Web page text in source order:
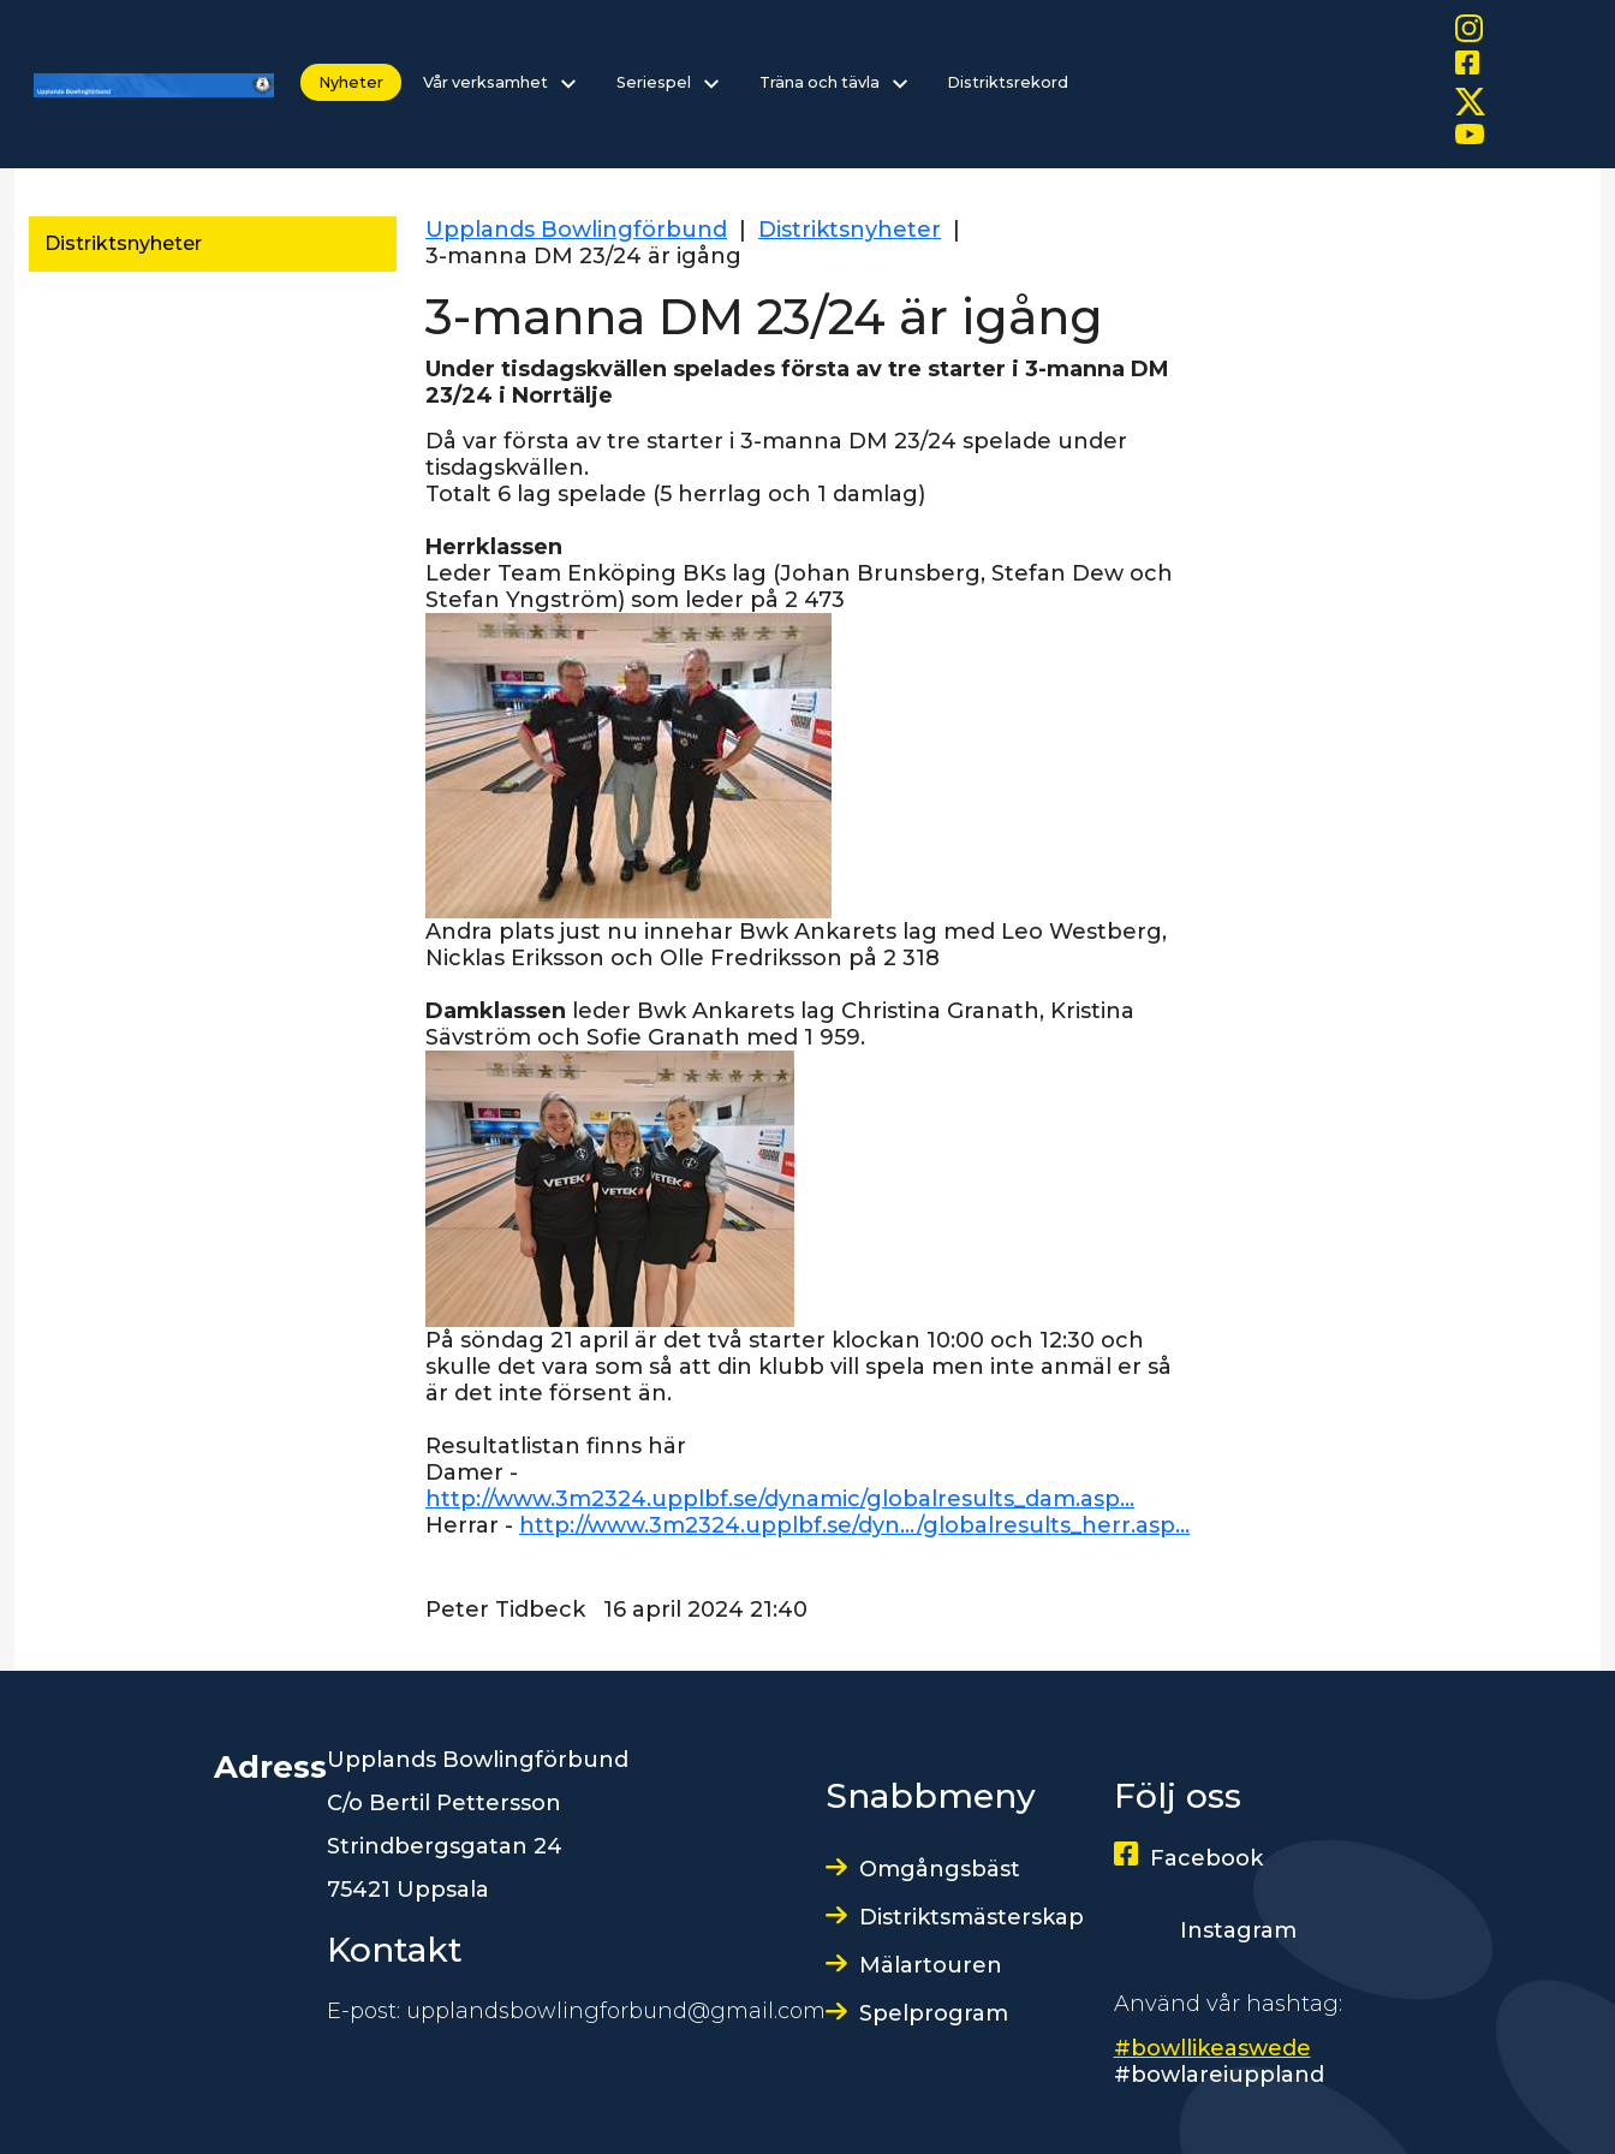
Nyheter Vår verksamhet Seriespel Träna och tävla Distriktsrekord
Distriktsnyheter
Upplands Bowlingförbund Distriktsnyheter
3-manna DM 23/24 är igång
3-manna DM 23/24 är igång
Under tisdagskvällen spelades första av tre starter i 3-manna DM
23/24 i Norrtälje
Då var första av tre starter i 3-manna DM 23/24 spelade under
tisdagskvällen.
Totalt 6 lag spelade (5 herrlag och 1 damlag)
Herrklassen
Leder Team Enköping BKs lag (Johan Brunsberg, Stefan Dew och
Stefan Yngström) som leder på 2 473
Andra plats just nu innehar Bwk Ankarets lag med Leo Westberg,
Nicklas Eriksson och Olle Fredriksson på 2 318
Damklassen leder Bwk Ankarets lag Christina Granath, Kristina
Sävström och Sofie Granath med 1 959.
På söndag 21 april är det två starter klockan 10:00 och 12:30 och
skulle det vara som så att din klubb vill spela men inte anmäl er så
är det inte försent än.
Resultatlistan finns här
Damer -
http://www.3m2324.upplbf.se/dynamic/globalresults_dam.asp...
Herrar - http://www.3m2324.upplbf.se/dyn.../globalresults_herr.asp...
Peter Tidbeck 16 april 2024 21:40
AdressUpplands Bowlingförbund
C/o Bertil Pettersson
Strindbergsgatan 24
75421 Uppsala
Kontakt
E-post: upplandsbowlingforbund@gmail.com
Snabbmeny
Omgångsbäst
Distriktsmästerskap
Mälartouren
Spelprogram
Följ oss
Facebook
Instagram
Använd vår hashtag:
#bowllikeaswede
#bowlareiuppland